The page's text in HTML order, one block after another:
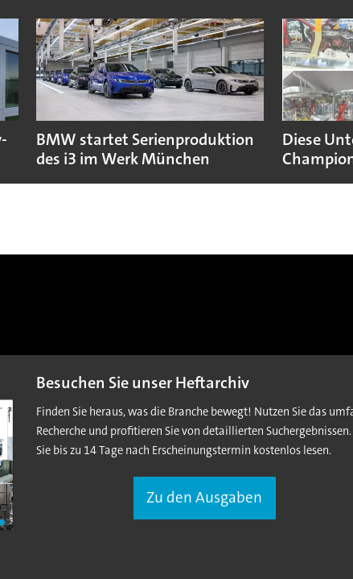
BMW startet Serienproduktion
des i3 im Werk München
Diese
Besuchen Sie unser Heftarchiv
Finden Sie heraus, was die Branche bewegt! Nutzen Sie das
Recherche und profitieren Sie von detaillierten
Sie bis zu 14 Tage nach Erscheinungstermin kostenlos lesen.
Zu den Ausgaben